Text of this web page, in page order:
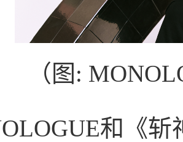
（图:
和《